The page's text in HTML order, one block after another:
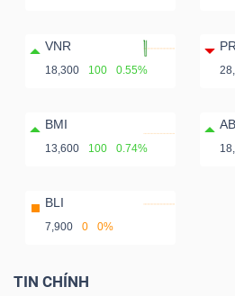
VNR
18,300 100 0.55%
BMI
13,600 100 0.74%
BLI
7,900 0 0%
TIN CHÍNH